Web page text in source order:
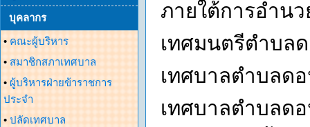
บุคลากร
• คณะผู้บริหาร
• สมาชิกสภาเทศบาล
• ผู้บริหารฝ่ายข้าราชการ
ประจำ
• ปลัดเทศบาล
ภายใต้การอำน
เทศมนตรีตำบล
เทศบาลตำบลด
เทศบาลตำบลด